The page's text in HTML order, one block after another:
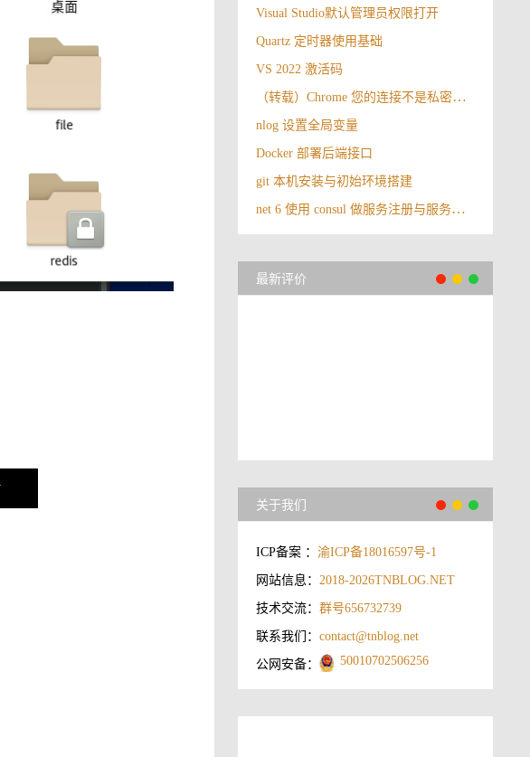
Visual Studio默认管理员权限打开
Quartz 定时器使用基础
VS 2022 激活码
（转载）Chrome 您的连接不是私密连接解决办法
nlog 设置全局变量
Docker 部署后端接口
git 本机安装与初始环境搭建
net 6 使用 consul 做服务注册与服务发现（下）
最新评价
关于我们
ICP备案 ：渝ICP备18016597号-1
网站信息：2018-2026TNBLOG.NET
技术交流：群号656732739
联系我们：contact@tnblog.net
公网安备： 50010702506256